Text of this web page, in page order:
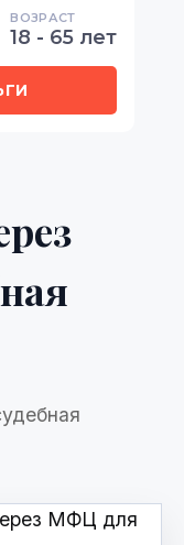
ВОЗРАСТ
18 - 65 лет